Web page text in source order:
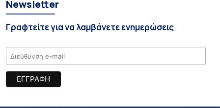
Newsletter
Γραφτείτε για να λαμβάνετε ενημερώσεις